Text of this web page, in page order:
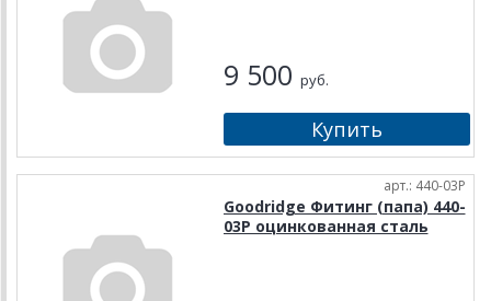
9 500 руб.
арт.: 440-03P
Goodridge Фитинг (папа) 440-
03P оцинкованная сталь